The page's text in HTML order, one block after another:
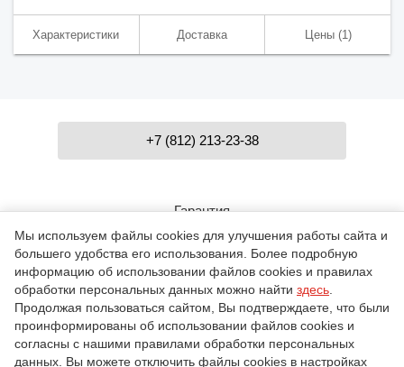
Характеристики Доставка Цены(1)
+7 (812) 213-23-38
Гарантия
Контакты
О компании
Мы используем файлы cookies для улучшения работы сайта и
большего удобства его использования. Более подробную
информацию об использовании файлов cookies и правилах
обработки персональных данных можно найти здесь
Продолжая пользоваться сайтом, Вы подтверждаете, что были
проинформированы об использовании файлов cookies и
согласны с нашими правилами обработки персональных
данных. Вы можете отключить файлы cookies в настройках